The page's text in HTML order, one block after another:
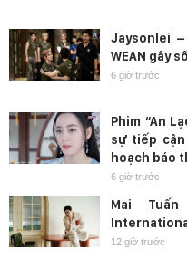
Jaysonlei
WEAN gây
6 giờ trước
Phim “An
sự tiếp cận
hoạch báo
6 giờ trước
Mai
12 giờ trước